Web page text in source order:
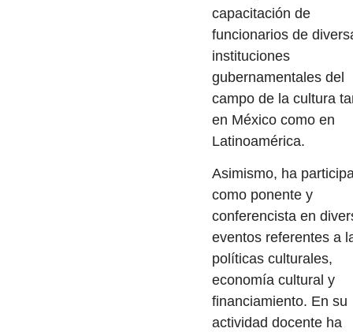
capacitación de
funcionarios de
instituciones
gubernamentales del
campo de la cultura
en México como en
Latinoamérica.
Asimismo, ha
como ponente y
conferencista en
eventos referentes a
políticas culturales,
economía cultural y
financiamiento. En su
actividad docente ha